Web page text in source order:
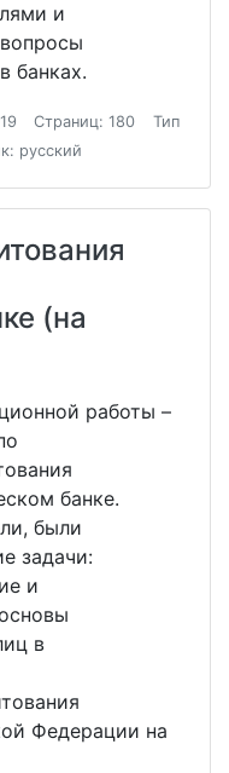
и
банках.
Страниц: 180
Тип
русский
(на
работы –
банке.
были
задачи:
и
в
Федерации на